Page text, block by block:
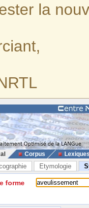
la
Corpus
Etymologie
forme